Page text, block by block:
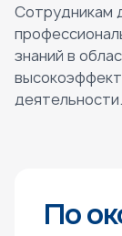
Сотрудникам
знаний в
деятельности.
По